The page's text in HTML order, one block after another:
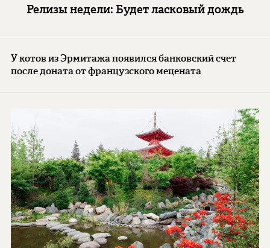
Релизы недели: Будет ласковый дождь
У котов из Эрмитажа появился банковский счет
после доната от французского мецената